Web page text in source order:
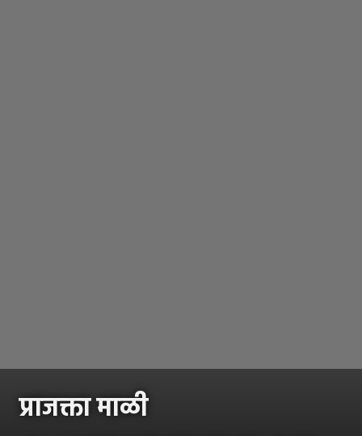
प्राजक्ता माळी